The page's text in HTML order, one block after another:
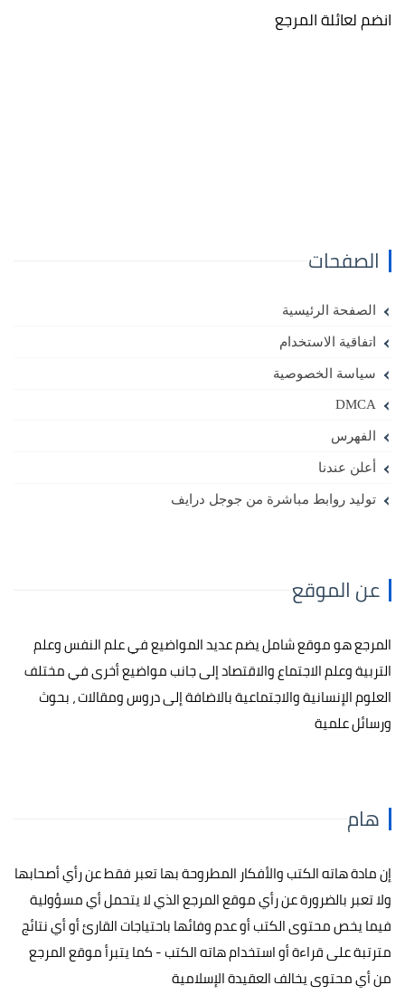
انضم لعائلة المرجع
الصفحات
الصفحة الرئيسية
اتفاقية الاستخدام
سياسة الخصوصية
DMCA
الفهرس
أعلن عندنا
توليد روابط مباشرة من جوجل درايف
عن الموقع
المرجع هو موقع شامل يضم عديد المواضيع في علم النفس وعلم
التربية وعلم الاجتماع والاقتصاد إلى جانب مواضيع أخرى في مختلف
العلوم الإنسانية والاجتماعية بالاضافة إلى دروس ومقالات ، بحوث
ورسائل علمية
هام
إن مادة هاته الكتب والأفكار المطروحة بها تعبر فقط عن رأي أصحابها
ولا تعبر بالضرورة عن رأي موقع المرجع الذي لا يتحمل أي مسؤولية
فيما يخص محتوى الكتب أو عدم وفائها باحتياجات القارئ أو أي نتائج
مترتبة على قراءة أو استخدام هاته الكتب - كما يتبرأ موقع المرجع
من أي محتوى يخالف العقيدة الإسلامية